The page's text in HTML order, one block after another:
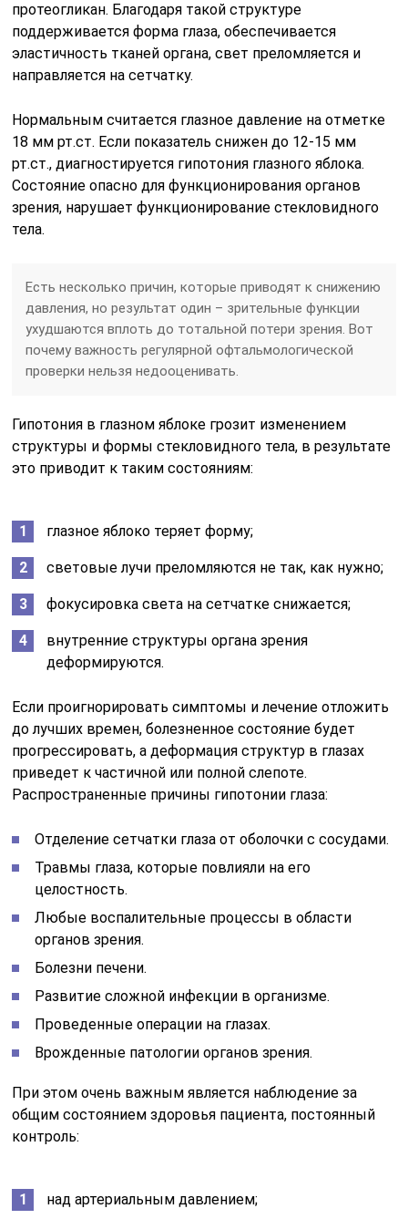
протеогликан. Благодаря такой структуре
поддерживается форма глаза, обеспечивается
эластичность тканей органа, свет преломляется и
направляется на сетчатку.
Нормальным считается глазное давление на отметке
18 мм рт.ст. Если показатель снижен до 12-15 мм
рт.ст., диагностируется гипотония глазного яблока.
Состояние опасно для функционирования органов
зрения, нарушает функционирование стекловидного
тела.
Есть несколько причин, которые приводят к снижению
давления, но результат один – зрительные функции
ухудшаются вплоть до тотальной потери зрения. Вот
почему важность регулярной офтальмологической
проверки нельзя недооценивать.
Гипотония в глазном яблоке грозит изменением
структуры и формы стекловидного тела, в результате
это приводит к таким состояниям:
глазное яблоко теряет форму;
световые лучи преломляются не так, как нужно;
фокусировка света на сетчатке снижается;
внутренние структуры органа зрения
деформируются.
Если проигнорировать симптомы и лечение отложить
до лучших времен, болезненное состояние будет
прогрессировать, а деформация структур в глазах
приведет к частичной или полной слепоте.
Распространенные причины гипотонии глаза:
Отделение сетчатки глаза от оболочки с сосудами.
Травмы глаза, которые повлияли на его
целостность.
Любые воспалительные процессы в области
органов зрения.
Болезни печени.
Развитие сложной инфекции в организме.
Проведенные операции на глазах.
Врожденные патологии органов зрения.
При этом очень важным является наблюдение за
общим состоянием здоровья пациента, постоянный
контроль:
над артериальным давлением;